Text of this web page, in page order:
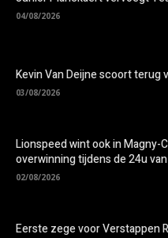
04/08/2026
Kevin Van Deijne scoort terug
03/08/2026
Lionspeed wint ook in Magny-
overwinning tijdens de 24u
02/08/2026
Eerste zege voor Verstappen